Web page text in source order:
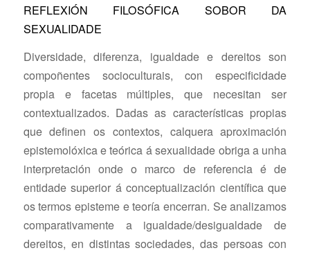
REFLEXIÓN FILOSÓFICA SOBOR DA
SEXUALIDADE
Diversidade, diferenza, igualdade e dereitos son
compoñentes socioculturais, con especificidade
propia e facetas múltiples, que necesitan ser
contextualizados. Dadas as características propias
que definen os contextos, calquera aproximación
epistemolóxica e teórica á sexualidade obriga a unha
interpretación onde o marco de referencia é de
entidade superior á conceptualización científica que
os termos episteme e teoría encerran. Se analizamos
comparativamente a igualdade/desigualdade de
dereitos, en distintas sociedades, das persoas con